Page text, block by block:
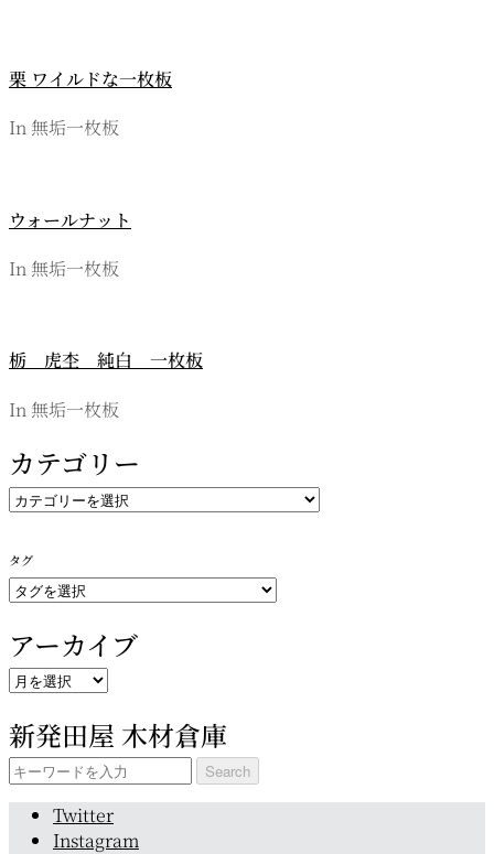
シ
ョ
栗 ワイルドな一枚板
In 無垢一枚板
ウォールナット
In 無垢一枚板
栃 虎杢 純白 一枚板
In 無垢一枚板
カテゴリー
カ
リ
ー
タグ
アーカイブ
ア
カ
イ
ブ
新発田屋 木材倉庫
Search
Twitter
Instagram